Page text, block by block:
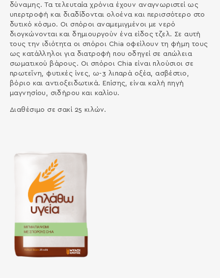
δύναµης. Τα τελευταία χρόνια έχουν αναγνωριστεί ως
υπερτροφή και διαδίδονται ολοένα και περισσότερο στο
δυτικό κόσµο. Οι σπόροι αναµεµιγµένοι µε νερό
διογκώνονται και δηµιουργούν ένα είδος τζελ. Σε αυτή
τους την ιδιότητα οι σπόροι Chia οφείλουν τη φήµη τους
ως κατάλληλοι για διατροφή που οδηγεί σε απώλεια
σωµατικού βάρους. Οι σπόροι Chia είναι πλούσιοι σε
πρωτεΐνη, φυτικές ίνες, ω-3 λιπαρά οξέα, ασβέστιο,
βόριο και αντιοξειδωτικά. Επίσης, είναι καλή πηγή
µαγνησίου, σιδήρου και καλίου.
Διαθέσιμο σε σακί 25 κιλών.